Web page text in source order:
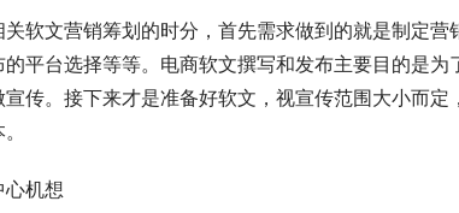
文营销筹划的时分，首先需求做到的就是制定营
平台选择等等。电商软文撰写和发布主要目的是
宣传。接下来才是准备好软文，视宣传范围大小而
心机想